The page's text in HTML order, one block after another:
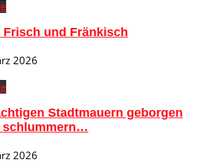
Frisch und Fränkisch
2026
Stadtmauern geborgen
schlummern…
2026